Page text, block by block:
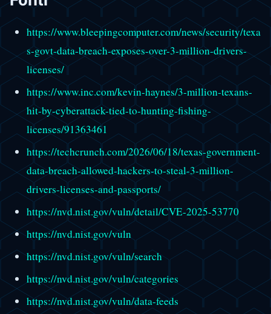
https://www.bleepingcomputer.com/news/security/texa
s-govt-data-breach-exposes-over-3-million-drivers-
licenses/
https://www.inc.com/kevin-haynes/3-million-texans-
hit-by-cyberattack-tied-to-hunting-fishing-
licenses/91363461
https://techcrunch.com/2026/06/18/texas-government-
data-breach-allowed-hackers-to-steal-3-million-
drivers-licenses-and-passports/
https://nvd.nist.gov/vuln/detail/CVE-2025-53770
https://nvd.nist.gov/vuln
https://nvd.nist.gov/vuln/search
https://nvd.nist.gov/vuln/categories
https://nvd.nist.gov/vuln/data-feeds